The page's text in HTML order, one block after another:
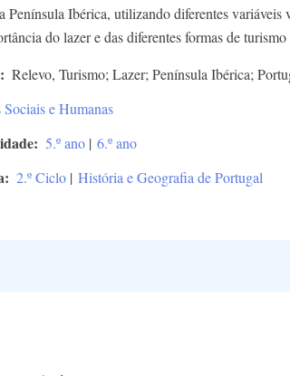
Península Ibérica, utilizando diferentes variáveis
do lazer e das diferentes formas de
Relevo, Turismo; Lazer; Península Ibérica;
e Humanas
5.º ano | 6.º ano
2.º Ciclo | História e Geografia de Portugal